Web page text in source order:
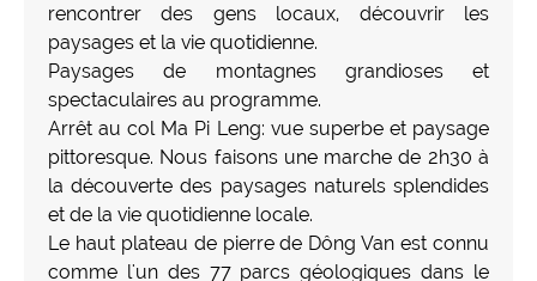
rencontrer des gens locaux, découvrir les
paysages et la vie quotidienne.
Paysages de montagnes grandioses et
spectaculaires au programme.
Arrêt au col Ma Pi Leng: vue superbe et paysage
pittoresque. Nous faisons une marche de 2h30 à
la découverte des paysages naturels splendides
et de la vie quotidienne locale.
Le haut plateau de pierre de Dông Van est connu
comme l'un des 77 parcs géologiques dans le